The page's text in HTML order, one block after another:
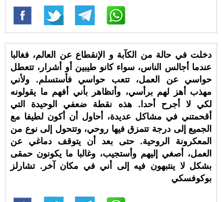
دخلت في حالة من الكآبة و الإنقطاع عن العالم، فغالبا
عندما أجالس الناس، سواء كانو طيبين أو أشرار، تتعطل
حواسي عن العمل، تتعب حواسي فأستسلم. ولأني
مهذب أهز لهم برأسي، وأتظاهر بأني أفهم ما يقولونه
لكي لا أجرح أحدا. هذه نقطة ضعفي الوحيدة التي
أقحمتني في مشاكل عديدة، أحاول أن أكون لطيفا مع
الجميع إلى درجة تتمزق فيها روحي، وتتحول إلى نوع من
المعكرونة الروحية. حتى بعد أن يتوقف دماغي عن
العمل، أصغي إليهم وأستجيب، وغالبا ما يكونون حمقى
بشكل لا ينتبهون فيه إلى أني في مكان آخر. تشارلز
بوكوفسكي